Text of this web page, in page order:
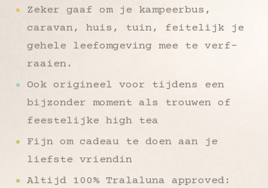
Zeker gaaf om je kampeerbus,
caravan, huis, tuin, feitelijk je
gehele leefomgeving mee te verf-
raaien.
Ook origineel voor tijdens een
bijzonder moment als trouwen of
feestelijke high tea
Fijn om cadeau te doen aan je
liefste vriendin
Altijd 100% Tralaluna approved: